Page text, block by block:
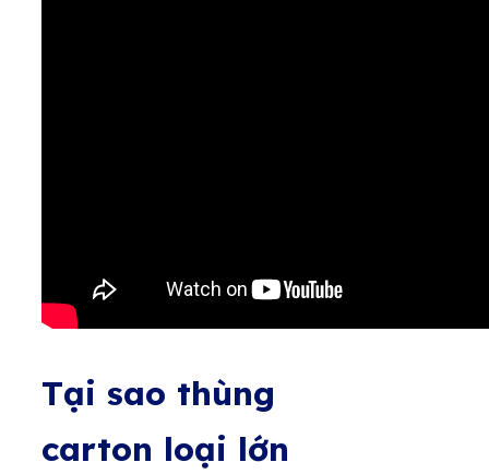
Tại sao thùng
carton loại lớn